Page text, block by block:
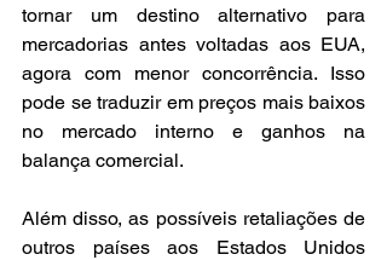
tornar um destino alternativo para
mercadorias antes voltadas aos EUA,
agora com menor concorrência. Isso
pode se traduzir em preços mais baixos
no mercado interno e ganhos na
balança comercial.
Além disso, as possíveis retaliações de
outros países aos Estados Unidos